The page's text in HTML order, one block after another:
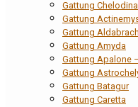
Gattung
Gattung
Gattung
Gattung Amyda
Gattung Apalone
Gattung
Gattung Batagur
Gattung Caretta